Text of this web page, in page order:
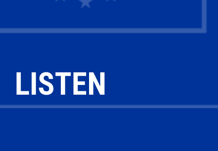
LISTEN